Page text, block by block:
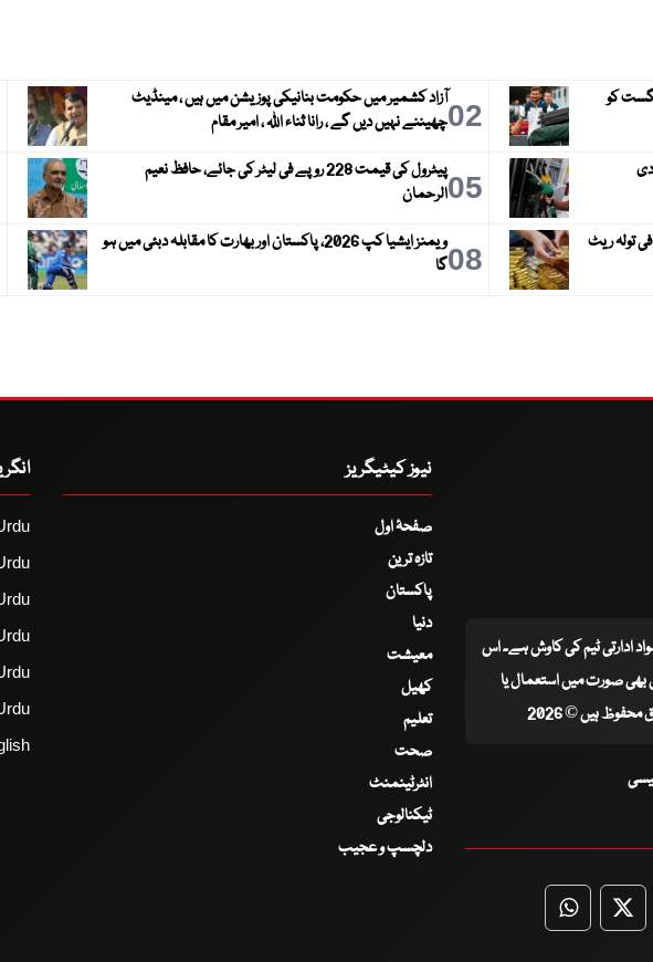
لیگ ، قومی کرکٹرز کو این او سی 19 اگست کو
02آزاد کشمیر میں حکومت بنانیکی پوزیشن میں ہیں ، مینڈیٹ
چھیننے نہیں دیں گے ، رانا ثناء اللہ ، امیر مقام
05
پیٹرول کی قیمت 228 روپے فی لیٹر کی جائے، حافظ نعیم
الرحمان
تولہ ریٹ
08
ویمنز ایشیا کپ 2026، پاکستان اور بھارت کا مقابلہ دبئی میں ہو
گا
مواد ادارتی ٹیم کی کاوش ہے۔ اس
بھی صورت میں استعمال یا
ہیں © 2026
نیوز کیٹیگریز
صفحۂ اول
تازہ ترین
پاکستان
دنیا
معیشت
کھیل
تعلیم
صحت
انٹرٹینمنٹ
ٹیکنالوجی
دلچسپ و عجیب